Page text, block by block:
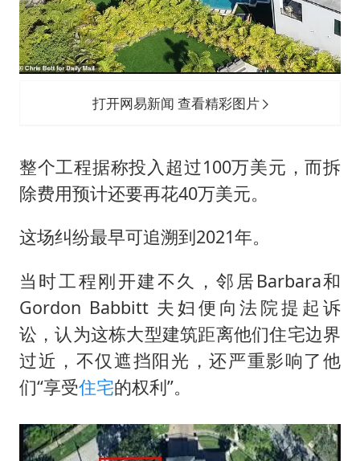
打开网易新闻 查看精彩图片
整个工程据称投入超过100万美元，而拆
除费用预计还要再花40万美元。
这场纠纷最早可追溯到2021年。
当时工程刚开建不久，邻居Barbara和
Gordon Babbitt 夫妇便向法院提起诉
讼，认为这栋大型建筑距离他们住宅边界
过近，不仅遮挡阳光，还严重影响了他
们“享受住宅的权利”。